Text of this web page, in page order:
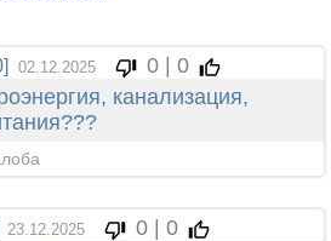
02.12.2025
0 | 0
канализация,
23.12.2025
0 | 0